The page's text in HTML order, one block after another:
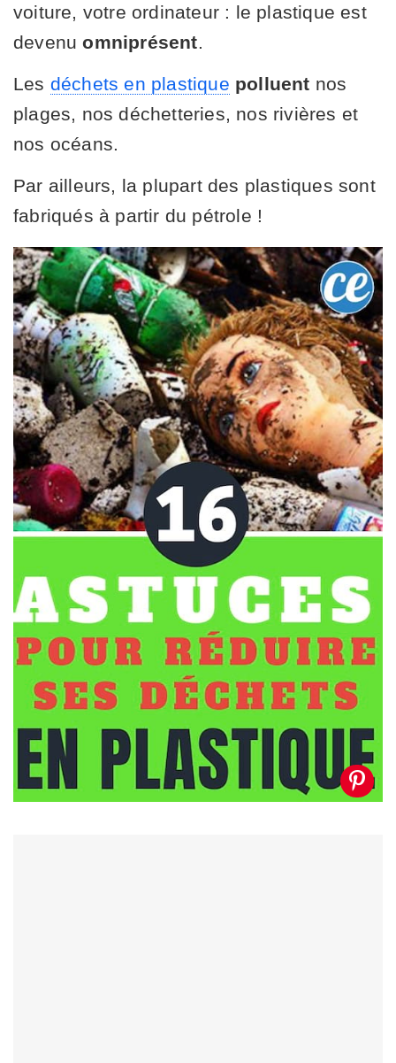
voiture, votre ordinateur : le plastique est
devenuomniprésent
Les déchets en plastique polluent nos
plages, nos déchetteries, nos rivières et
nos océans.
Par ailleurs, la plupart des plastiques sont
fabriqués à partir du pétrole !